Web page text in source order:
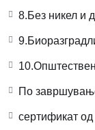
8.Без никел и
По
сертификат